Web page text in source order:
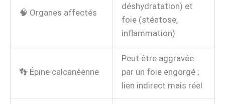
🧠 Organes affectés
déshydratation) et
foie (stéatose,
inflammation)
👣 Épine calcanéenne
Peut être aggravée
par un foie engorgé ;
lien indirect mais réel